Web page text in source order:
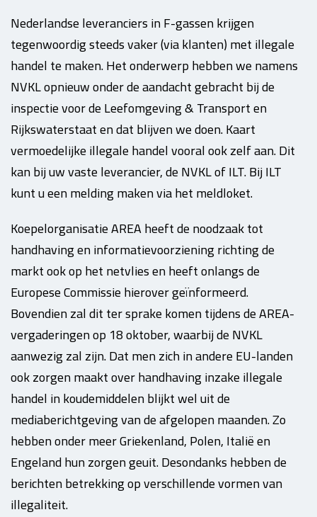
Nederlandse leveranciers in F-gassen krijgen
tegenwoordig steeds vaker (via klanten) met illegale
handel te maken. Het onderwerp hebben we namens
NVKL opnieuw onder de aandacht gebracht bij de
inspectie voor de Leefomgeving & Transport en
Rijkswaterstaat en dat blijven we doen. Kaart
vermoedelijke illegale handel vooral ook zelf aan. Dit
kan bij uw vaste leverancier, de NVKL of ILT. Bij ILT
kunt u een melding maken via het meldloket.
Koepelorganisatie AREA heeft de noodzaak tot
handhaving en informatievoorziening richting de
markt ook op het netvlies en heeft onlangs de
Europese Commissie hierover geïnformeerd.
Bovendien zal dit ter sprake komen tijdens de AREA-
vergaderingen op 18 oktober, waarbij de NVKL
aanwezig zal zijn. Dat men zich in andere EU-landen
ook zorgen maakt over handhaving inzake illegale
handel in koudemiddelen blijkt wel uit de
mediaberichtgeving van de afgelopen maanden. Zo
hebben onder meer Griekenland, Polen, Italië en
Engeland hun zorgen geuit. Desondanks hebben de
berichten betrekking op verschillende vormen van
illegaliteit.